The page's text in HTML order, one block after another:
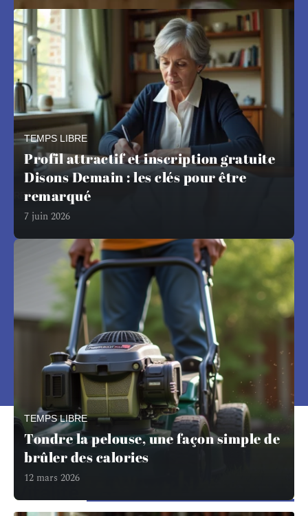
TEMPS LIBRE
Profil attractif et inscription gratuite
Disons Demain : les clés pour être
remarqué
7 juin 2026
TEMPS LIBRE
Tondre la pelouse, une façon simple de
brûler des calories
12 mars 2026
RETRAITE
Augmentation pension invalidité avril
2026 : erreurs fréquentes à éviter
dans vos démarches
La revalorisation de 0,8 % des pensions d'invalidité au
1er avril 2026…
31 juillet 2026
En savoir plus
Vitalité